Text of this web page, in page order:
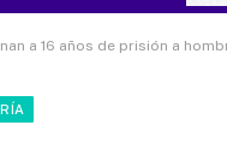
a 16 años de prisión a